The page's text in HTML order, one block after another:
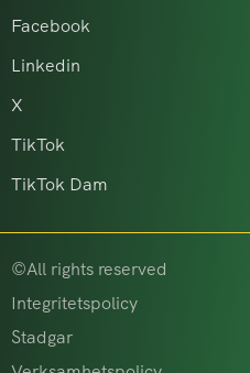
Facebook
Linkedin
X
TikTok
TikTok Dam
©All rights reserved
Integritetspolicy
Stadgar